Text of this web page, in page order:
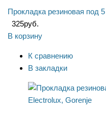
Прокладка резиновая под
325руб.
В корзину
К сравнению
В закладки